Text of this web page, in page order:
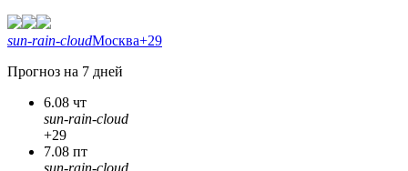
sun-rain-cloudМосква+29
Прогноз на 7 дней
6.08 чт
sun-rain-cloud
+29
7.08 пт
sun-rain-cloud